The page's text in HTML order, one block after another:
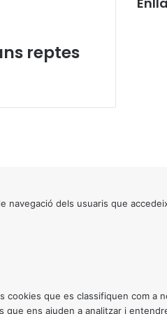
reptes
dels usuaris que
que es classifiquen com a
ens ajuden a analitzar i